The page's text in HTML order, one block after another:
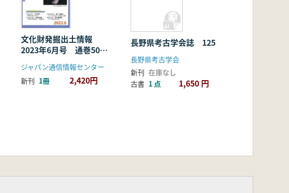
文化財発掘出土情報
2023年6月号 通巻505
ジャパン通信情報センター
新刊 1冊 2,420円
長野県考古学会誌 125
長野県考古学会
新刊 在庫なし
古書 1 点 1,650 円